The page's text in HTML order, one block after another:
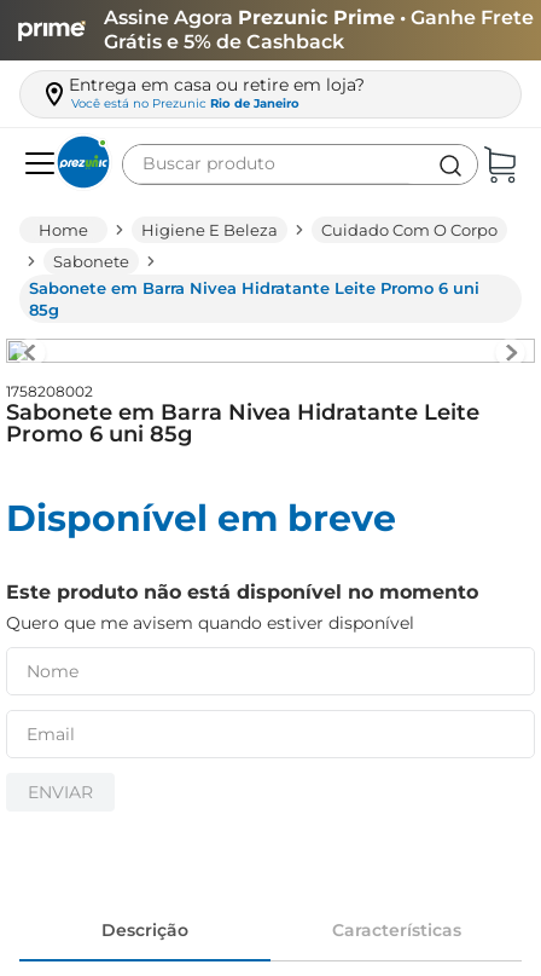
Assine Agora Prezunic Prime • Ganhe Frete
Grátis e 5% de Cashback
Entrega em casa ou retire em loja?
Você está no Prezunic Rio de Janeiro
Buscar produto
Higiene E Beleza
Cuidado Com O Corpo
Sabonete
Sabonete em Barra Nivea Hidratante Leite Promo 6 uni
85g
1758208002
Sabonete em Barra Nivea Hidratante Leite
Promo 6 uni 85g
Disponível em breve
Este produto não está disponível no momento
Quero que me avisem quando estiver disponível
ENVIAR
Descrição Características
leite
biscoito
iogurte
papel higiênico
cerveja